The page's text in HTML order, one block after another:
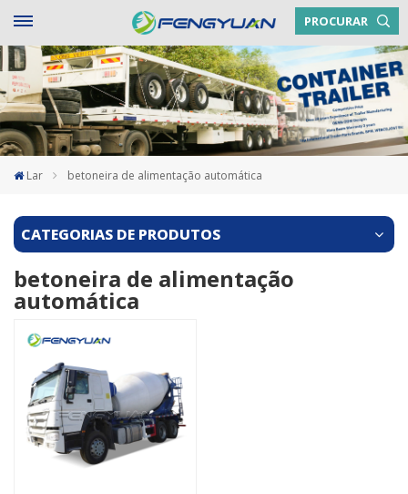
PROCURAR
Lar betoneira de alimentação automática
CATEGORIAS DE PRODUTOS
betoneira de alimentação
automática